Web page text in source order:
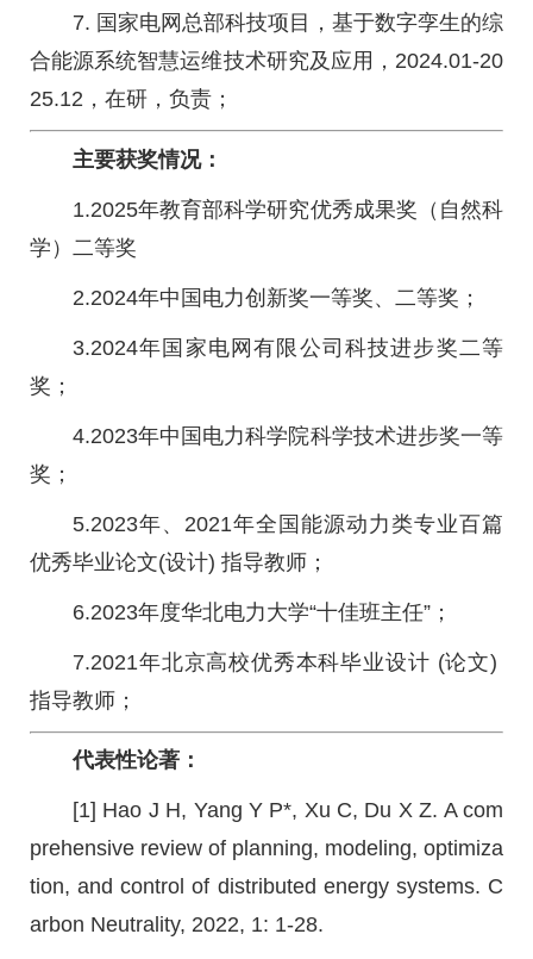
7. 国家电网总部科技项目，基于数字孪生的综
合能源系统智慧运维技术研究及应用，2024.01-20
25.12，在研，负责；
主要获奖情况：
1.2025年教育部科学研究优秀成果奖（自然科
学）二等奖
2.2024年中国电力创新奖一等奖、二等奖；
3.2024年国家电网有限公司科技进步奖二等
奖；
4.2023年中国电力科学院科学技术进步奖一等
奖；
5.2023年、2021年全国能源动力类专业百篇
优秀毕业论文(设计) 指导教师；
6.2023年度华北电力大学“十佳班主任”；
7.2021年北京高校优秀本科毕业设计 (论文)
指导教师；
代表性论著：
[1] Hao J H, Yang Y P*, Xu C, Du X Z. A com
prehensive review of planning, modeling, optimiza
tion, and control of distributed energy systems. C
arbon Neutrality, 2022, 1: 1-28.